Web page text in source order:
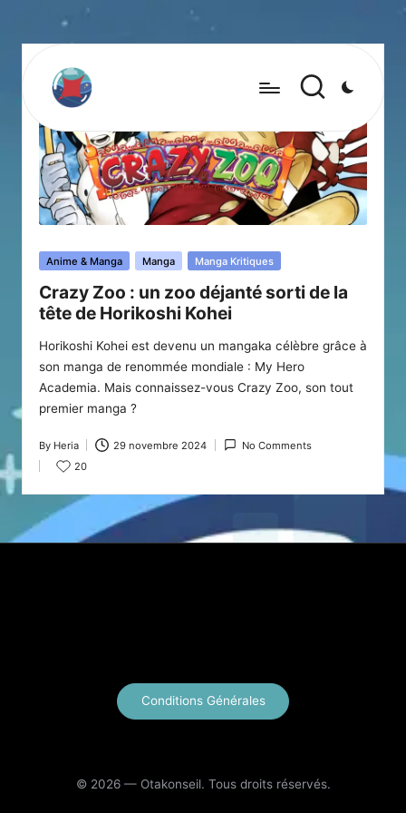
Posted
Anime & Manga Manga Manga Kritiques
Crazy Zoo : un zoo déjanté sorti de la
tête de Horikoshi Kohei
Horikoshi Kohei est devenu un mangaka célèbre grâce à
son manga de renommée mondiale : My Hero
Academia. Mais connaissez-vous Crazy Zoo, son tout
premier manga ?
Posted
by
By Heria 29 novembre 2024
No Comments
20
Conditions Générales
© 2026 — Otakonseil. Tous droits réservés.